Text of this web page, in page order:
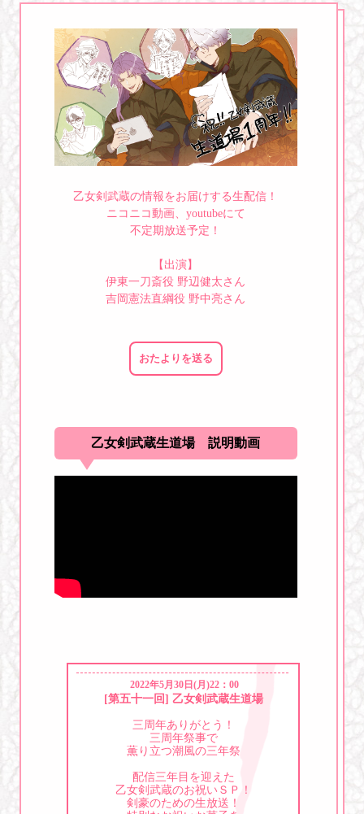
乙女剣武蔵の情報をお届けする生配信！
ニコニコ動画、youtubeにて
不定期放送予定！
【出演】
伊東一刀斎役 野辺健太さん
吉岡憲法直綱役 野中亮さん
おたよりを送る
乙女剣武蔵生道場 説明動画
2022年5月30日(月)22：00
[第五十一回] 乙女剣武蔵生道場
三周年ありがとう！
三周年祭事で
薫り立つ潮風の三年祭
配信三年目を迎えた
乙女剣武蔵のお祝いＳＰ！
剣豪のための生放送！